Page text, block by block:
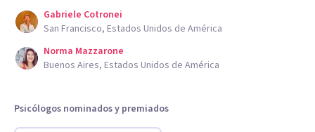
Gabriele Cotronei
San Francisco, Estados Unidos de América
Norma Mazzarone
Buenos Aires, Estados Unidos de América
Psicólogos nominados y premiados